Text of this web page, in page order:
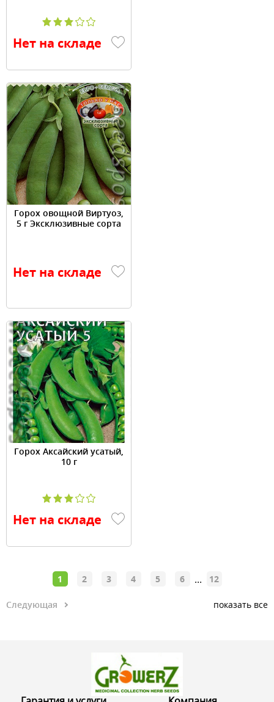
Нет на складе
Горох овощной Виртуоз,
5 г Эксклюзивные сорта
Нет на складе
Горох Аксайский усатый,
10 г
Нет на складе
1 2 3 4 5 6 ... 12
Следующая показать все